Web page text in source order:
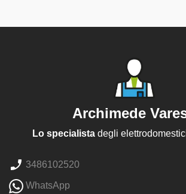
Archimede
Lo specialistadegli
3486102520
WhatsApp